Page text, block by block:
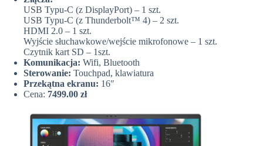
USB Typu-C (z DisplayPort) – 1 szt.
USB Typu-C (z Thunderbolt™ 4) – 2 szt.
HDMI 2.0 – 1 szt.
Wyjście słuchawkowe/wejście mikrofonowe – 1 szt.
Czytnik kart SD – 1szt.
Komunikacja: Wifi, Bluetooth
Sterowanie: Touchpad, klawiatura
Przekątna ekranu: 16″
Cena: 7499.00 zł